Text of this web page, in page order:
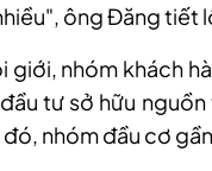
ông Đăng tiết
giới, nhóm khách
tư sở hữu
nhóm đầu cơ